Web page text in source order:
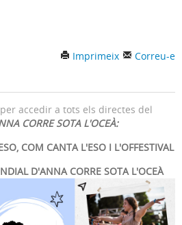
Correu-e
Imprimeix
accedir a tots els directes del
CORRE SOTA L'OCEÀ:
COM CANTA L'ESO I L'OFFESTIVAL
D'ANNA CORRE SOTA L'OCEÀ